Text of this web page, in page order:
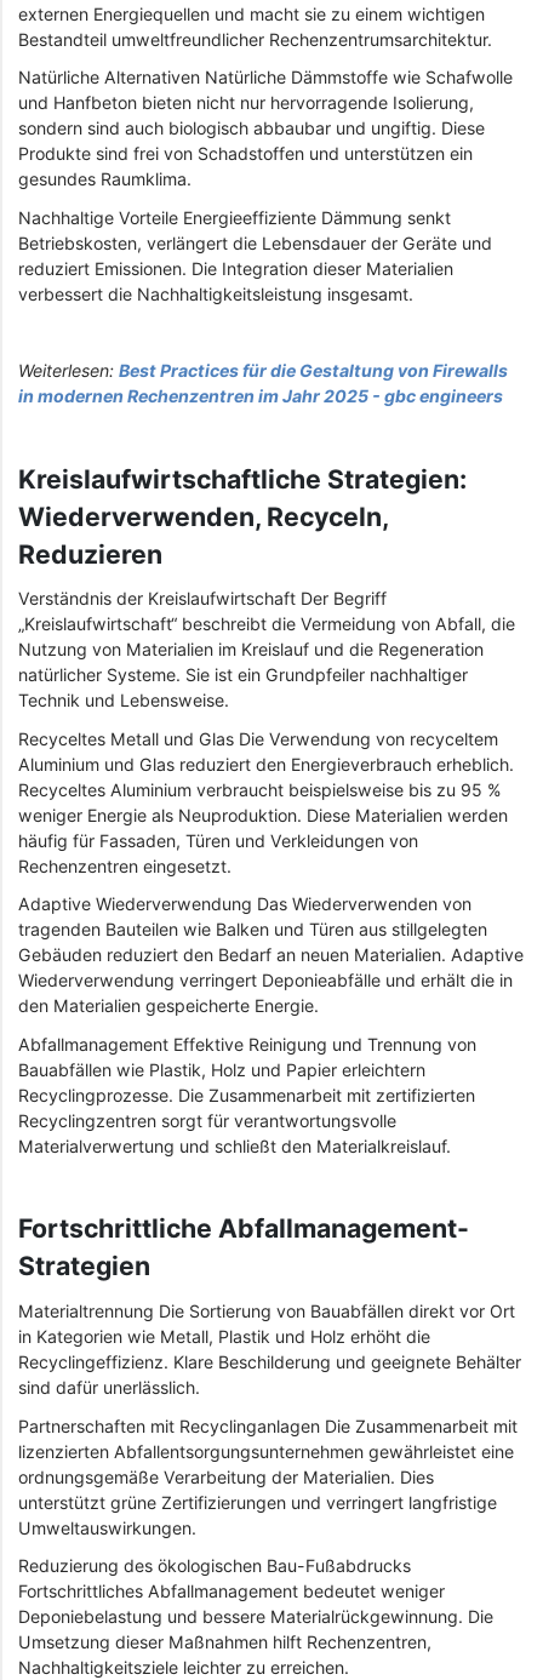
externen Energiequellen und macht sie zu einem wichtigen
Bestandteil umweltfreundlicher Rechenzentrumsarchitektur.
Natürliche Alternativen Natürliche Dämmstoffe wie Schafwolle
und Hanfbeton bieten nicht nur hervorragende Isolierung,
sondern sind auch biologisch abbaubar und ungiftig. Diese
Produkte sind frei von Schadstoffen und unterstützen ein
gesundes Raumklima.
Nachhaltige Vorteile Energieeffiziente Dämmung senkt
Betriebskosten, verlängert die Lebensdauer der Geräte und
reduziert Emissionen. Die Integration dieser Materialien
verbessert die Nachhaltigkeitsleistung insgesamt.
Weiterlesen: Best Practices für die Gestaltung von Firewalls
in modernen Rechenzentren im Jahr 2025 - gbc engineers
Kreislaufwirtschaftliche Strategien:
Wiederverwenden, Recyceln,
Reduzieren
Verständnis der Kreislaufwirtschaft Der Begriff
„Kreislaufwirtschaft“ beschreibt die Vermeidung von Abfall, die
Nutzung von Materialien im Kreislauf und die Regeneration
natürlicher Systeme. Sie ist ein Grundpfeiler nachhaltiger
Technik und Lebensweise.
Recyceltes Metall und Glas Die Verwendung von recyceltem
Aluminium und Glas reduziert den Energieverbrauch erheblich.
Recyceltes Aluminium verbraucht beispielsweise bis zu 95 %
weniger Energie als Neuproduktion. Diese Materialien werden
häufig für Fassaden, Türen und Verkleidungen von
Rechenzentren eingesetzt.
Adaptive Wiederverwendung Das Wiederverwenden von
tragenden Bauteilen wie Balken und Türen aus stillgelegten
Gebäuden reduziert den Bedarf an neuen Materialien. Adaptive
Wiederverwendung verringert Deponieabfälle und erhält die in
den Materialien gespeicherte Energie.
Abfallmanagement Effektive Reinigung und Trennung von
Bauabfällen wie Plastik, Holz und Papier erleichtern
Recyclingprozesse. Die Zusammenarbeit mit zertifizierten
Recyclingzentren sorgt für verantwortungsvolle
Materialverwertung und schließt den Materialkreislauf.
Fortschrittliche Abfallmanagement-
Strategien
Materialtrennung Die Sortierung von Bauabfällen direkt vor Ort
in Kategorien wie Metall, Plastik und Holz erhöht die
Recyclingeffizienz. Klare Beschilderung und geeignete Behälter
sind dafür unerlässlich.
Partnerschaften mit Recyclinganlagen Die Zusammenarbeit mit
lizenzierten Abfallentsorgungsunternehmen gewährleistet eine
ordnungsgemäße Verarbeitung der Materialien. Dies
unterstützt grüne Zertifizierungen und verringert langfristige
Umweltauswirkungen.
Reduzierung des ökologischen Bau-Fußabdrucks
Fortschrittliches Abfallmanagement bedeutet weniger
Deponiebelastung und bessere Materialrückgewinnung. Die
Umsetzung dieser Maßnahmen hilft Rechenzentren,
Nachhaltigkeitsziele leichter zu erreichen.